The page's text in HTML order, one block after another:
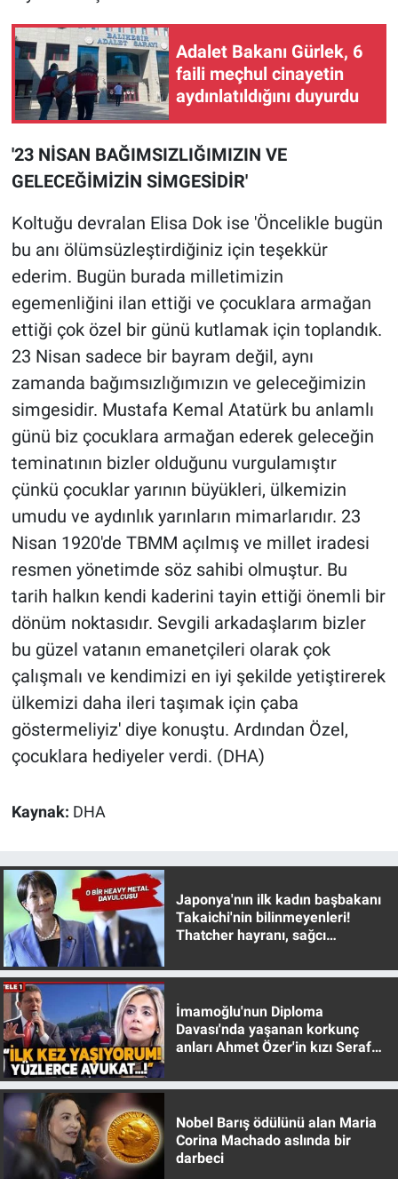
Adalet Bakanı Gürlek, 6
faili meçhul cinayetin
aydınlatıldığını duyurdu
'23 NİSAN BAĞIMSIZLIĞIMIZIN VE
GELECEĞİMİZİN SİMGESİDİR'
Koltuğu devralan Elisa Dok ise 'Öncelikle bugün
bu anı ölümsüzleştirdiğiniz için teşekkür
ederim. Bugün burada milletimizin
egemenliğini ilan ettiği ve çocuklara armağan
ettiği çok özel bir günü kutlamak için toplandık.
23 Nisan sadece bir bayram değil, aynı
zamanda bağımsızlığımızın ve geleceğimizin
simgesidir. Mustafa Kemal Atatürk bu anlamlı
günü biz çocuklara armağan ederek geleceğin
teminatının bizler olduğunu vurgulamıştır
çünkü çocuklar yarının büyükleri, ülkemizin
umudu ve aydınlık yarınların mimarlarıdır. 23
Nisan 1920'de TBMM açılmış ve millet iradesi
resmen yönetimde söz sahibi olmuştur. Bu
tarih halkın kendi kaderini tayin ettiği önemli bir
dönüm noktasıdır. Sevgili arkadaşlarım bizler
bu güzel vatanın emanetçileri olarak çok
çalışmalı ve kendimizi en iyi şekilde yetiştirerek
ülkemizi daha ileri taşımak için çaba
göstermeliyiz' diye konuştu. Ardından Özel,
çocuklara hediyeler verdi. (DHA)
Kaynak: DHA
Japonya'nın ilk kadın başbakanı
Takaichi'nin bilinmeyenleri!
Thatcher hayranı, sağcı
İmamoğlu'nun Diploma
Davası'nda yaşanan korkunç
anları Ahmet Özer'in kızı Seraf
Nobel Barış ödülünü alan Maria
Corina Machado aslında bir
darbeci
Popüler
Programlar
Sağlık
Spor
Teknoloji
Türkiye'nin Geleceği
Türkiye'nin Gündemi
Yerel Gündem
Yerel Yaşam
Canlı Yayın